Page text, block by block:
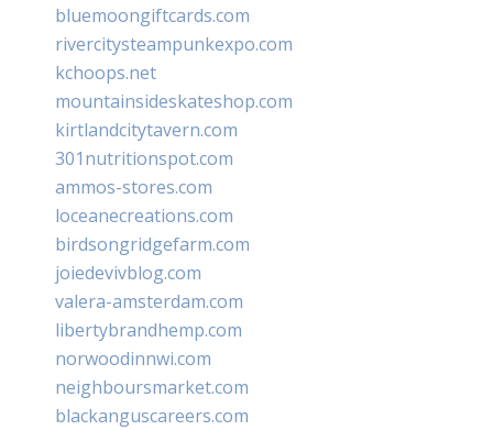
bluemoongiftcards.com
rivercitysteampunkexpo.com
kchoops.net
mountainsideskateshop.com
kirtlandcitytavern.com
301nutritionspot.com
ammos-stores.com
loceanecreations.com
birdsongridgefarm.com
joiedevivblog.com
valera-amsterdam.com
libertybrandhemp.com
norwoodinnwi.com
neighboursmarket.com
blackanguscareers.com